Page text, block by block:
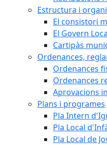
Estructura i
El consistori
El Govern
Cartipàs
Ordenances,
Ordenances
Ordenances
Aprovacions
Plans i programes
Pla Intern
Pla Local
Pla Local de